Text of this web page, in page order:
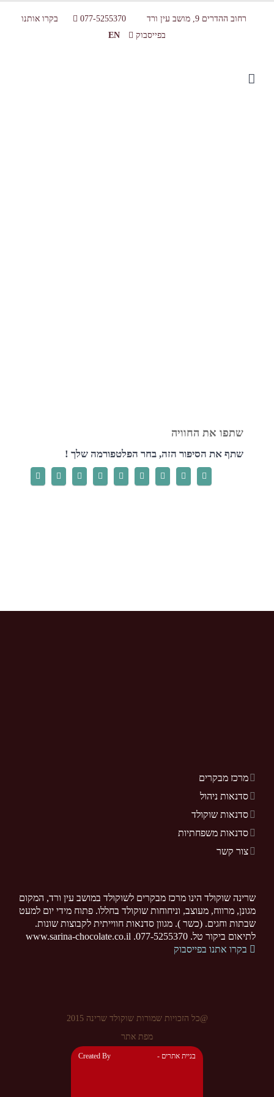
רחוב ההדרים 9, מושב עין ורד 077-5255370
בקרו אותנו
בפייסבוק
EN
שתף את הסיפור הזה, בחר הפלטפורמה שלך !
מרכז מבקרים
סדנאות ניהול
סדנאות שוקולד
סדנאות משפחתיות
צור קשר
שרינה שוקולד הינו מרכז מבקרים לשוקולד במושב עין ורד, המקום
מגונן, מרווח, מעוצב, וניחוחות שוקולד בחללו. פתוח מידי יום למעט
שבתות וחגים. (כשר ). מגוון סדנאות חווייתית לקבוצות שונות.
לתיאום ביקור טל. 077-5255370. www.sarina-chocolate.co.il
בקרו אתנו בפייסבוק
@כל הזכויות שמורות שוקולד שרינה 2015
מפת אתר
Created By - בניית אתרים